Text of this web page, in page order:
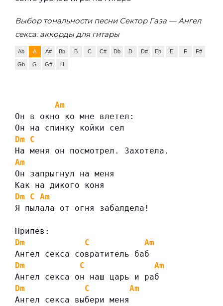
Выбор тональности песни Сектор Газа — Ангел
секса: аккорды для гитары
Ab A A# Bb B C C# Db D D# Eb E F F#
Gb G G# H
Am
Он в окно ко мне влетел:
Он на спинку койки сел
Dm
C
На меня он посмотрел. Захотела.
Am
Он запрыгнул на меня
Как на дикого коня
Dm
C Am
Я пылала от огня забалдела!
Припев:
Dm
C
Am
Ангел секса совратитель баб
Dm
C
Am
Ангел секса он наш царь и раб
Dm
C
Am
Ангел секса выбери меня